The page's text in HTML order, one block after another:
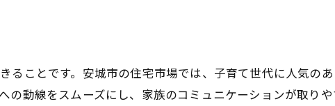
宅
な住まい
ことです。安城市の住宅市場では、子育て世代に人気のあ
動線をスムーズにし、家族のコミュニケーションが取り